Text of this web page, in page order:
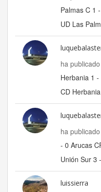
Palmas C 1
UD Las
ha
Herbania 1
CD
ha
- 0 Arucas
Unión Sur 3
luissierra